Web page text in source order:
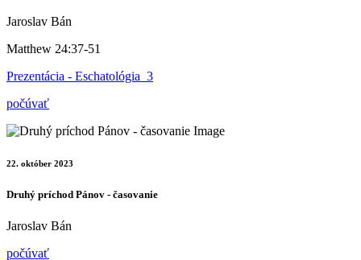
Jaroslav Bán
Matthew 24:37-51
Prezentácia - Eschatológia_3
počúvať
22. október 2023
Druhý príchod Pánov - časovanie
Jaroslav Bán
počúvať